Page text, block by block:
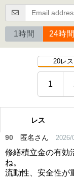
1時間 24時間
20レス
1
レス
90 匿名さん 2026/
修繕積立金の有効
ね。
流動性、安全性が